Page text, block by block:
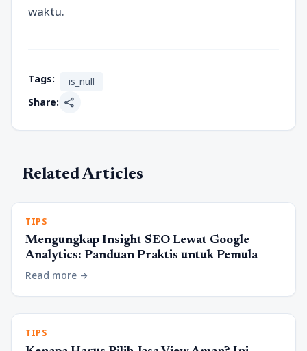
waktu.
Tags:
is_null
Share: share
Related Articles
TIPS
Mengungkap Insight SEO Lewat Google
Analytics: Panduan Praktis untuk Pemula
Read more arrow_forward
TIPS